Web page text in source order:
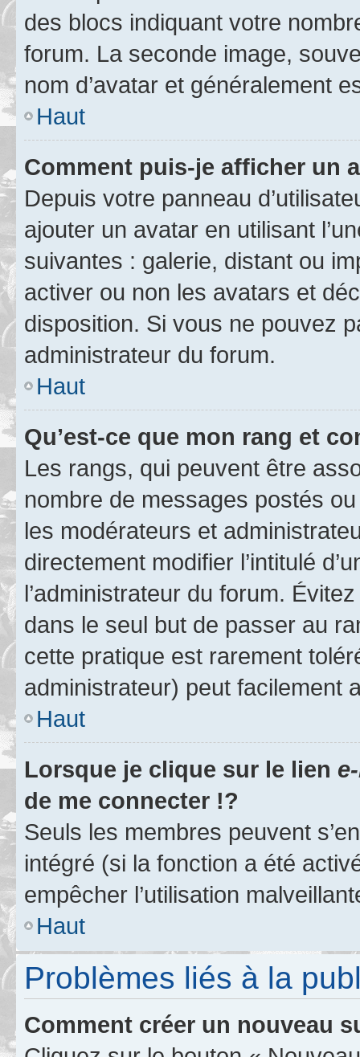
des blocs indiquant votre
forum. La seconde image,
nom d’avatar et généralement
Haut
Comment puis-je afficher un
Depuis votre panneau
ajouter un avatar en utilisant
suivantes : galerie, distant ou
activer ou non les avatars et
disposition. Si vous ne pouvez
administrateur du forum.
Haut
Qu’est-ce que mon rang et
Les rangs, qui peuvent être
nombre de messages postés
les modérateurs et
directement modifier l’intitulé
l’administrateur du forum.
dans le seul but de passer au
cette pratique est rarement
administrateur) peut facilement
Haut
Lorsque je clique sur le lien
de me connecter !?
Seuls les membres peuvent
intégré (si la fonction a été
empêcher l’utilisation
Haut
Problèmes liés à la
Comment créer un nouveau